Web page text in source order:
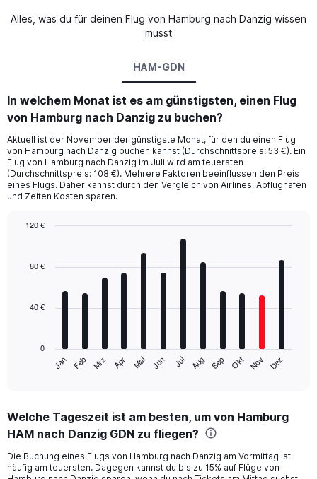
Alles, was du für deinen Flug von Hamburg nach Danzig wissen
musst
HAM-GDN
In welchem Monat ist es am günstigsten, einen Flug
von Hamburg nach Danzig zu buchen?
Aktuell ist der November der günstigste Monat, für den du einen Flug
von Hamburg nach Danzig buchen kannst (Durchschnittspreis: 53 €). Ein
Flug von Hamburg nach Danzig im Juli wird am teuersten
(Durchschnittspreis: 108 €). Mehrere Faktoren beeinflussen den Preis
eines Flugs. Daher kannst durch den Vergleich von Airlines, Abflughäfen
und Zeiten Kosten sparen.
with
The
Range:
12
The
chart
Jan Feb Mrz Apr Mai Jun Jul Aug Sep Okt Nov Dez
0
40 €
80 €
120 €
Welche Tageszeit ist am besten, um von Hamburg
HAM nach Danzig GDN zu fliegen?
Die Buchung eines Flugs von Hamburg nach Danzig am Vormittag ist
häufig am teuersten. Dagegen kannst du bis zu 15% auf Flüge von